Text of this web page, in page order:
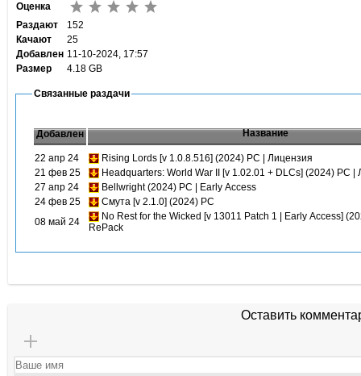
Оценка
Раздают
152
Качают
25
Добавлен 11-10-2024, 17:57
Размер
4.18 GB
Связанные раздачи
Добавлен Название
22 апр 24
Rising Lords [v 1.0.8.516] (2024) PC | Лицензия
21 фев 25
Headquarters: World War II [v 1.02.01 + DLCs] (2024) PC |
27 апр 24
Bellwright (2024) PC | Early Access
24 фев 25
Смута [v 2.1.0] (2024) PC
08 май 24
No Rest for the Wicked [v 13011 Patch 1 | Early Access]
RePack
Оставить